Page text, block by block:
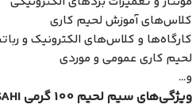
کلاس‌های آموزش لحیم کاری
کارگاه‌ها و کلاس‌های الکترونیک و
لحیم کاری عمومی و موردی
و…
ویژگی‌های سیم لحیم 100 گرمی ASAHI :